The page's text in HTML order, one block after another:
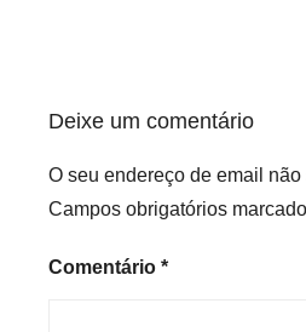
Deixe um comentário
O seu endereço de email
Campos obrigatórios
Comentário *